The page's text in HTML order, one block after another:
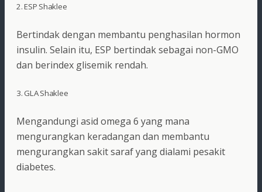
2. ESP Shaklee
Bertindak dengan membantu penghasilan hormon
insulin. Selain itu, ESP bertindak sebagai non-GMO
dan berindex glisemik rendah.
3. GLA Shaklee
Mengandungi asid omega 6 yang mana
mengurangkan keradangan dan membantu
mengurangkan sakit saraf yang dialami pesakit
diabetes.